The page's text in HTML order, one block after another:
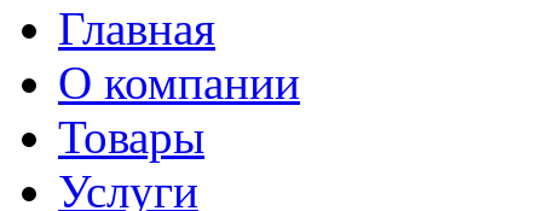
Главная
О компании
Товары
Услуги